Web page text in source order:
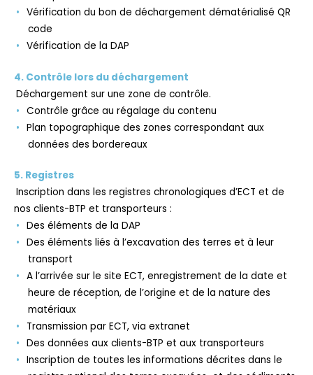
Vérification du bon de déchargement dématérialisé QR
code
Vérification de la DAP
4. Contrôle lors du déchargement
Déchargement sur une zone de contrôle.
Contrôle grâce au régalage du contenu
Plan topographique des zones correspondant aux
données des bordereaux
5. Registres
Inscription dans les registres chronologiques d’ECT et de
nos clients-BTP et transporteurs :
Des éléments de la DAP
Des éléments liés à l’excavation des terres et à leur
transport
A l’arrivée sur le site ECT, enregistrement de la date et
heure de réception, de l’origine et de la nature des
matériaux
Transmission par ECT, via extranet
Des données aux clients-BTP et aux transporteurs
Inscription de toutes les informations décrites dans le